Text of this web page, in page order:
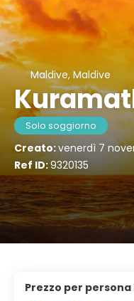
Maldive, Maldive
Solo soggiorno
Creato:venerdì 7
Ref ID:9320135
Prezzo per persona